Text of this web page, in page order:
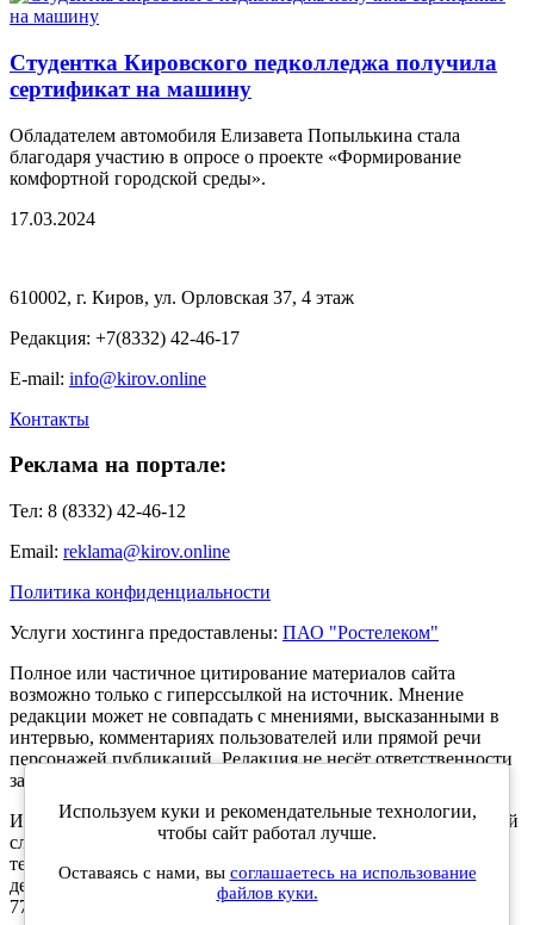
Студентка Кировского педколледжа получила
сертификат на машину
Обладателем автомобиля Елизавета Попылькина стала
благодаря участию в опросе о проекте «Формирование
комфортной городской среды».
17.03.2024
610002, г. Киров, ул. Орловская 37, 4 этаж
Редакция: +7(8332) 42-46-17
E-mail: info@kirov.online
Контакты
Реклама на портале:
Тел: 8 (8332) 42-46-12
Email: reklama@kirov.online
Политика конфиденциальности
Услуги хостинга предоставлены: ПАО "Ростелеком"
Полное или частичное цитирование материалов сайта
возможно только с гиперссылкой на источник. Мнение
редакции может не совпадать с мнениями, высказанными в
интервью, комментариях пользователей или прямой речи
персонажей публикаций. Редакция не несёт ответственности
за текст комментариев читателей.
Интернет-портал Kirov.online зарегистрирован в Федеральной
службе по надзору в сфере связи, информационных
технологий и массовых коммуникаций (Роскомнадзор) 5
декабря 2019 года. Регистрационный номер ЭЛ № ФС 77 -
77189.
Используем куки и рекомендательные технологии,
чтобы сайт работал лучше.
Оставаясь с нами, вы соглашаетесь на использование
файлов куки.